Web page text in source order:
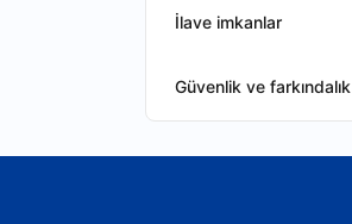
İlave imkanlar
Güvenlik ve farkındalık